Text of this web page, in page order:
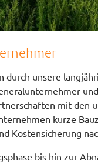
durch unsere
und
mit den
kurze
Kostensicherung
bis hin zur